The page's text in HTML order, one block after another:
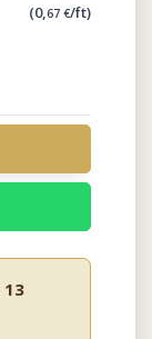
(0,67 €/ft)
13